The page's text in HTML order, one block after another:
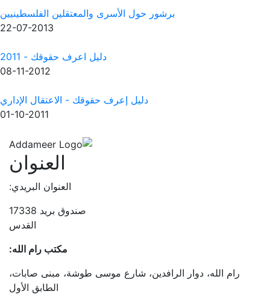
برشور حول الأسرى والمعتقلين الفلسطينيين
22-07-2013
دليل اعرف حقوقك - 2011
08-11-2012
دليل إعرف حقوقك - الاعتقال الإداري
01-10-2011
العنوان
العنوان البريدي:
صندوق بريد 17338
القدس
مكتب رام الله:
رام الله، دوار الرافدين، شارع موسى طوشة، مبنى صابات،
الطابق الأول